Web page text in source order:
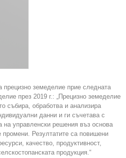
земеделие прие следната
през 2019 г.: „Прецизно земеделие
събира, обработва и анализира
данни и ги съчетава с
на управленски решения въз основа
Резултатите са повишени
качество, продуктивност,
продукция.“